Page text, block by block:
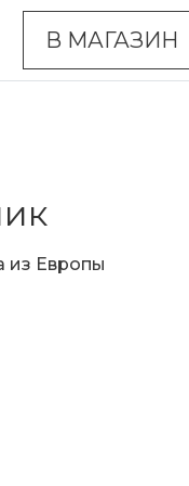
В МАГАЗИН
из Европы